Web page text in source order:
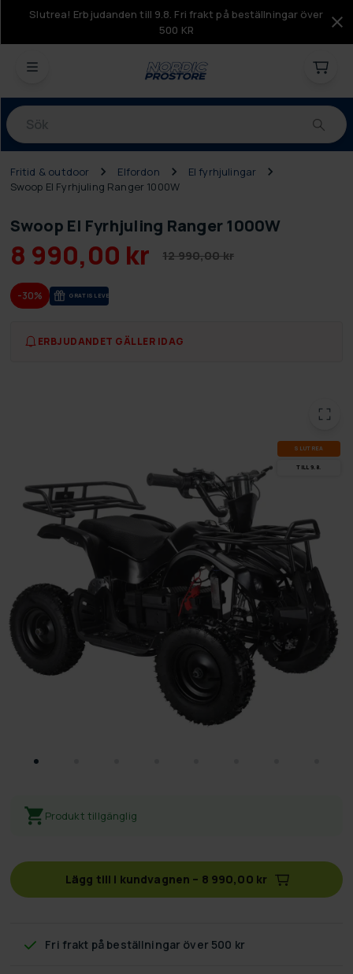
Slutrea! Erbjudanden till 9.8. Fri frakt på beställningar över
500 KR
Produkter
Fritid & outdoor Elfordon
El fyrhjulingar
Swoop El Fyrhjuling Ranger 1000W
Swoop El Fyrhjuling Ranger 1000W
8 990,00 kr 12 990,00 kr
-30% GRA­TIS LE­VE­RANS
ERBJUDANDET GÄLLER IDAG
SLUT­REA
TILL 9.8.
Produkt tillgänglig
Lägg till i kundvagnen – 8 990,00 kr
Fri frakt på beställningar över 500 kr